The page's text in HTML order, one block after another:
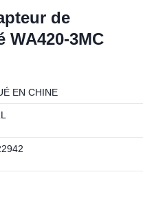
de
WA420-3MC
EN CHINE